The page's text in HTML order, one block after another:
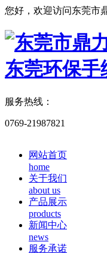
您好，欢迎访问东莞市
服务热线：
0769-21987821
网站首页
home
关于我们
about us
产品展示
products
新闻中心
news
服务承诺